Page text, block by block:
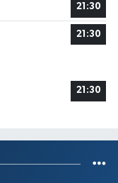
21:30
21:30
21:30